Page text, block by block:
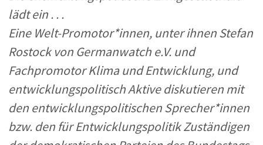
lädt ein . . .
Eine Welt-Promotor*innen, unter ihnen Stefan
Rostock von Germanwatch e.V. und
Fachpromotor Klima und Entwicklung, und
entwicklungspolitisch Aktive diskutieren mit
den entwicklungspolitischen Sprecher*innen
bzw. den für Entwicklungspolitik Zuständigen